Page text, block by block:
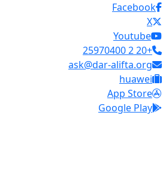
Facebook
X
Youtube
+20 2 25970400
ask@dar-alifta.org
huawei
App Store
Google Play